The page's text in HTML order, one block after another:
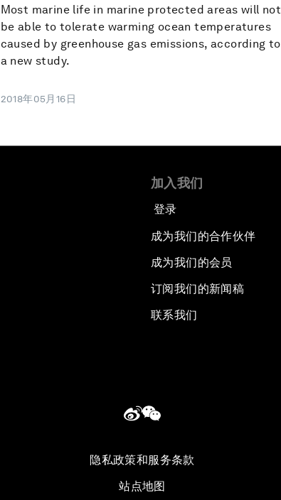
Most marine life in marine protected areas will not
be able to tolerate warming ocean temperatures
caused by greenhouse gas emissions, according to
a new study.
2018年05月16日
加入我们
登录
成为我们的合作伙伴
成为我们的会员
订阅我们的新闻稿
联系我们
隐私政策和服务条款
站点地图